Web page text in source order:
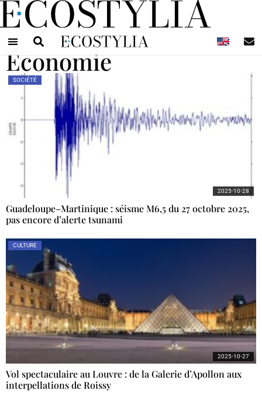
Économie
SOCIÉTÉ
Guadeloupe–Martinique : séisme M6,5 du 27 octobre 2025,
pas encore d’alerte tsunami
2025-10-28
CULTURE
Vol spectaculaire au Louvre : de la Galerie d’Apollon aux
interpellations de Roissy
2025-10-27